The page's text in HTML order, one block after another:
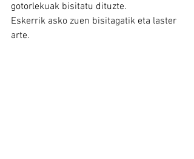
gotorlekuak bisitatu dituzte.
Eskerrik asko zuen bisitagatik eta laster
arte.